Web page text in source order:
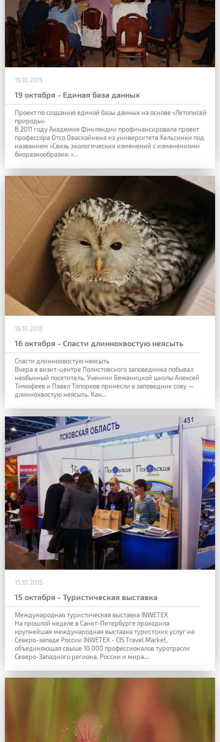
19.10.2015
19 октября - Единая база данных
Проект по созданию единой базы данных на основе «Летописей
природы»
В 2011 году Академия Финляндии профинансировала проект
профессора Отсо Оваскайнена из университета Хельсинки под
названием «Связь экологических изменений с изменениями
биоразнообразия: «...
16.10.2015
16 октября - Спасти длиннохвостую неясыть
Спасти длиннохвостую неясыть
Вчера в визит-центре Полистовского заповедника побывал
необычный посетитель. Ученики Бежаницкой школы Алексей
Тимофеев и Павел Топорков принесли в заповедник сову —
длиннохвостую неясыть. Как...
15.10.2015
15 октября - Туристическая выставка
Международная туристическая выставка INWETEX
На прошлой неделе в Санкт-Петербурге проходила
крупнейшая международная выставка туристских услуг на
Северо-западе России INWETEX - CIS Travel Market,
объединяющая свыше 10 000 профессионалов туротрасли
Северо-Западного региона, России и мира....